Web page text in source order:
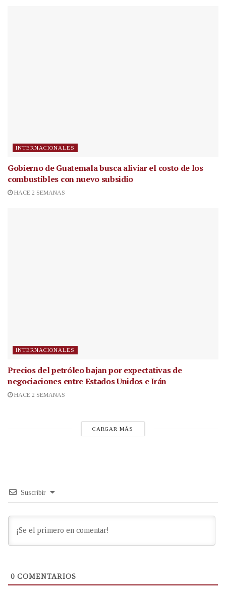
INTERNACIONALES
Gobierno de Guatemala busca aliviar el costo de los
combustibles con nuevo subsidio
HACE 2 SEMANAS
INTERNACIONALES
Precios del petróleo bajan por expectativas de
negociaciones entre Estados Unidos e Irán
HACE 2 SEMANAS
CARGAR MÁS
Suscribir
0 COMENTARIOS